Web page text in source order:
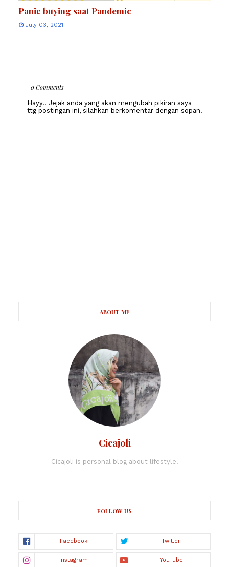
Panic buying saat Pandemic
July 03, 2021
0 Comments
Hayy.. Jejak anda yang akan mengubah pikiran saya
ttg postingan ini, silahkan berkomentar dengan sopan.
ABOUT ME
Cicajoli
Cicajoli is personal blog about lifestyle.
FOLLOW US